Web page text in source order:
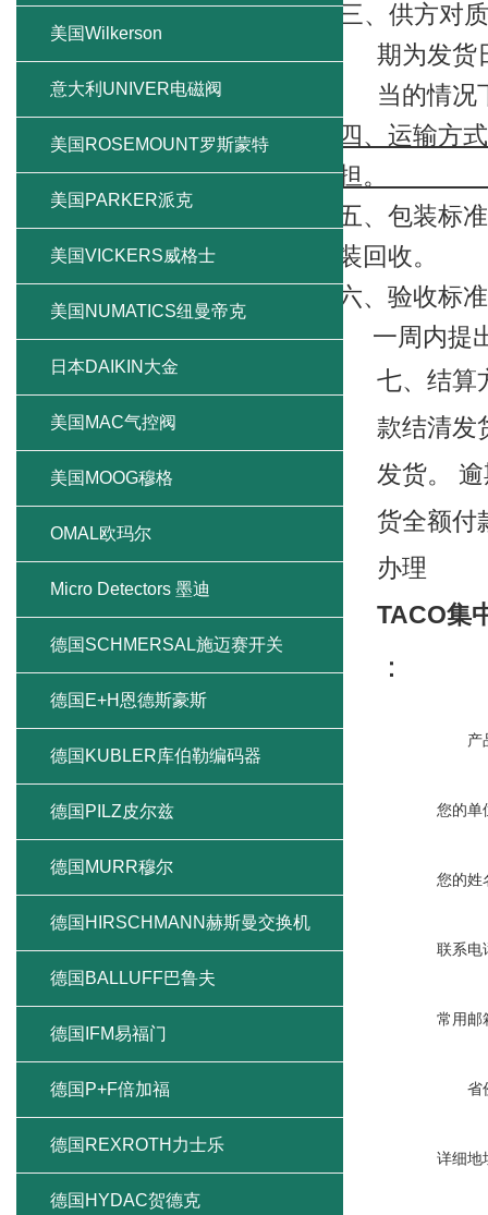
三、供方对
期为发货
当的情况
四、运输方
担。
五、包装标
装回收。
六、验收标
一周内提
七、结算
款结清发
发货。
货全额付
办理
TACO集
：
产
您的单
您的姓
联系电
常用邮
省
详细地
美国Wilkerson
意大利UNIVER电磁阀
美国ROSEMOUNT罗斯蒙特
美国PARKER派克
美国VICKERS威格士
美国NUMATICS纽曼帝克
日本DAIKIN大金
美国MAC气控阀
美国MOOG穆格
OMAL欧玛尔
Micro Detectors 墨迪
德国SCHMERSAL施迈赛开关
德国E+H恩德斯豪斯
德国KUBLER库伯勒编码器
德国PILZ皮尔兹
德国MURR穆尔
德国HIRSCHMANN赫斯曼交换机
德国BALLUFF巴鲁夫
德国IFM易福门
德国P+F倍加福
德国REXROTH力士乐
德国HYDAC贺德克